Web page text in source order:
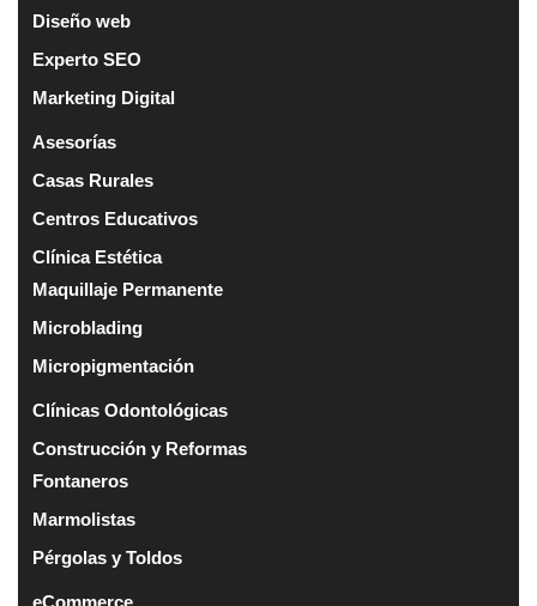
Diseño web
Experto SEO
Marketing Digital
Asesorías
Casas Rurales
Centros Educativos
Clínica Estética
Maquillaje Permanente
Microblading
Micropigmentación
Clínicas Odontológicas
Construcción y Reformas
Fontaneros
Marmolistas
Pérgolas y Toldos
eCommerce